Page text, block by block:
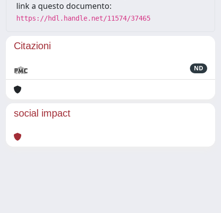
link a questo documento:
https://hdl.handle.net/11574/37465
Citazioni
ND
social impact